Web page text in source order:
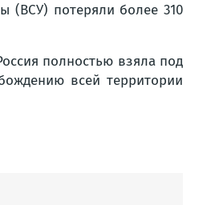
(ВСУ) потеряли более 310
полностью взяла под
всей территории